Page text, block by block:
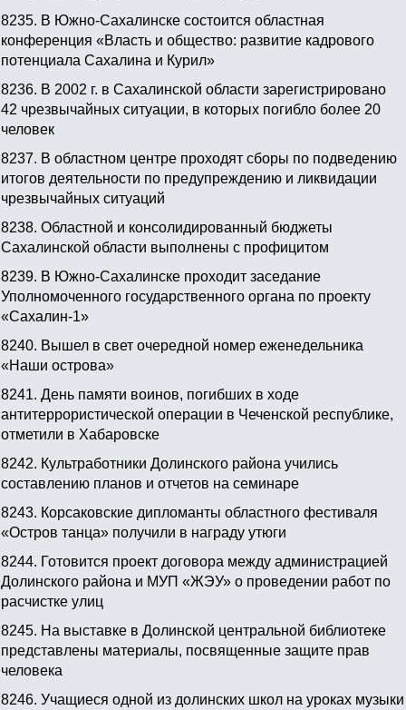
8235. В Южно-Сахалинске состоится областная
конференция «Власть и общество: развитие кадрового
потенциала Сахалина и Курил»
8236. В 2002 г. в Сахалинской области зарегистрировано
42 чрезвычайных ситуации, в которых погибло более 20
человек
8237. В областном центре проходят сборы по подведению
итогов деятельности по предупреждению и ликвидации
чрезвычайных ситуаций
8238. Областной и консолидированный бюджеты
Сахалинской области выполнены с профицитом
8239. В Южно-Сахалинске проходит заседание
Уполномоченного государственного органа по проекту
«Сахалин-1»
8240. Вышел в свет очередной номер еженедельника
«Наши острова»
8241. День памяти воинов, погибших в ходе
антитеррористической операции в Чеченской республике,
отметили в Хабаровске
8242. Культработники Долинского района учились
составлению планов и отчетов на семинаре
8243. Корсаковские дипломанты областного фестиваля
«Остров танца» получили в награду утюги
8244. Готовится проект договора между администрацией
Долинского района и МУП «ЖЭУ» о проведении работ по
расчистке улиц
8245. На выставке в Долинской центральной библиотеке
представлены материалы, посвященные защите прав
человека
8246. Учащиеся одной из долинских школ на уроках музыки